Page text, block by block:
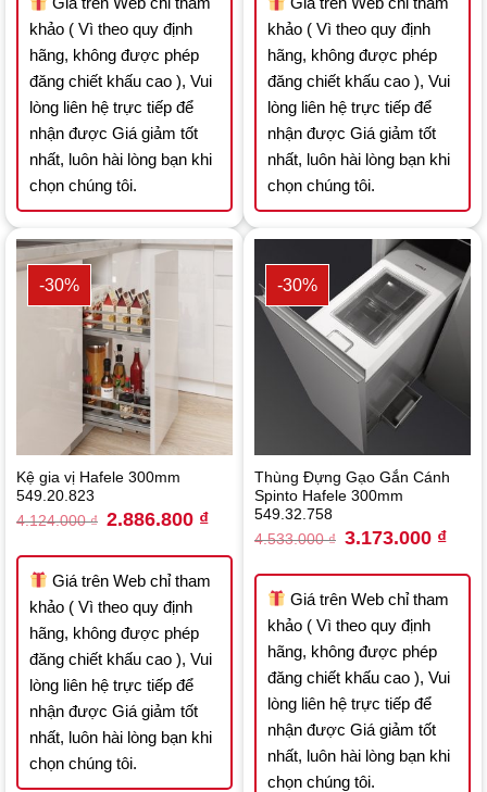
khảo ( Vì theo quy định
hãng, không được phép
đăng chiết khấu cao ), Vui
lòng liên hệ trực tiếp để
nhận được Giá giảm tốt
nhất, luôn hài lòng bạn khi
chọn chúng tôi.
khảo ( Vì theo quy định
hãng, không được phép
đăng chiết khấu cao ), Vui
lòng liên hệ trực tiếp để
nhận được Giá giảm tốt
nhất, luôn hài lòng bạn khi
chọn chúng tôi.
-30%
Kệ gia vị Hafele 300mm
549.20.823
4.124.000₫ Original
price
4.124.000 ₫.
2.886.800 ₫Current
price
2.886.800 ₫.
Giá trên Web chỉ tham
khảo ( Vì theo quy định
hãng, không được phép
đăng chiết khấu cao ), Vui
lòng liên hệ trực tiếp để
nhận được Giá giảm tốt
nhất, luôn hài lòng bạn khi
chọn chúng tôi.
-30%
Thùng Đựng Gạo Gắn Cánh
Spinto Hafele 300mm
549.32.758
4.533.000₫ Original
price
4.533.000 ₫.
3.173.000 ₫price
Giá trên Web chỉ tham
khảo ( Vì theo quy định
hãng, không được phép
đăng chiết khấu cao ), Vui
lòng liên hệ trực tiếp để
nhận được Giá giảm tốt
nhất, luôn hài lòng bạn khi
chọn chúng tôi.